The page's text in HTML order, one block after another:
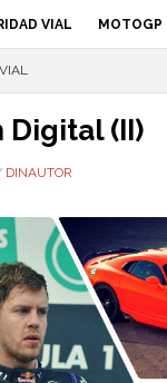
VIAL MOTOGP
Digital (II)
DINAUTOR